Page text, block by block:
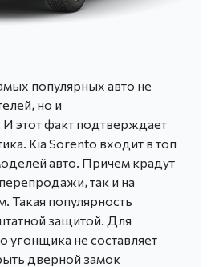
популярных авто не
но и
этот факт подтверждает
Kia Sorento входит в топ
авто. Причем крадут
так и на
Такая популярность
защитой. Для
угонщика не составляет
дверной замок